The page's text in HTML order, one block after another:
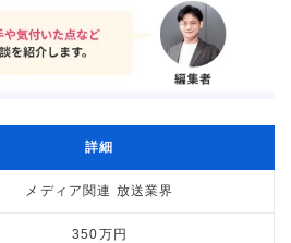
詳細
メディア関連 放送業界
350万円